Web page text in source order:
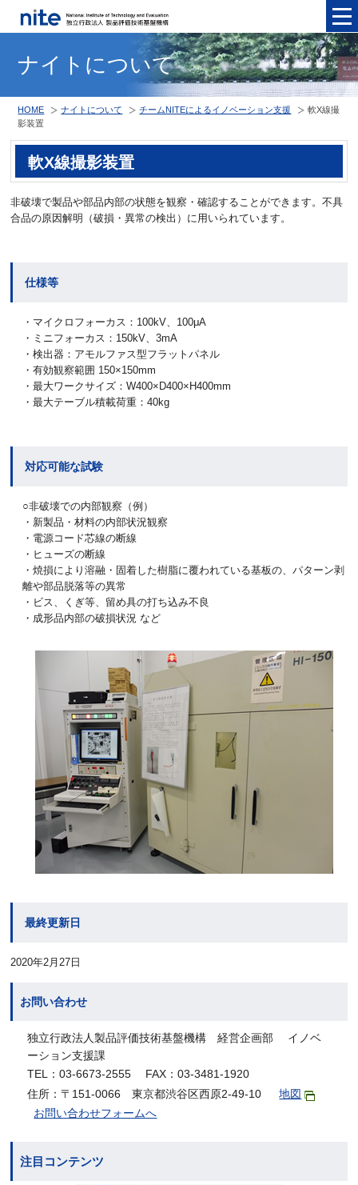
ナイトについて
HOME ナイトについて チームNITEによるイノベーション支援
軟X線撮
影装置
軟X線撮影装置
非破壊で製品や部品内部の状態を観察・確認することができます。不具
合品の原因解明（破損・異常の検出）に用いられています。
仕様等
・マイクロフォーカス：100kV、100μA
・ミニフォーカス：150kV、3mA
・検出器：アモルファス型フラットパネル
・有効観察範囲 150×150mm
・最大ワークサイズ：W400×D400×H400mm
・最大テーブル積載荷重：40kg
対応可能な試験
○非破壊での内部観察（例）
・新製品・材料の内部状況観察
・電源コード芯線の断線
・ヒューズの断線
・焼損により溶融・固着した樹脂に覆われている基板の、パターン剥
離や部品脱落等の異常
・ビス、くぎ等、留め具の打ち込み不良
・成形品内部の破損状況 など
最終更新日
2020年2月27日
お問い合わせ
独立行政法人製品評価技術基盤機構 経営企画部 イノベ
ーション支援課
TEL：03-6673-2555 FAX：03-3481-1920
住所：〒151-0066 東京都渋谷区西原2-49-10
地図
お問い合わせフォームへ
注目コンテンツ